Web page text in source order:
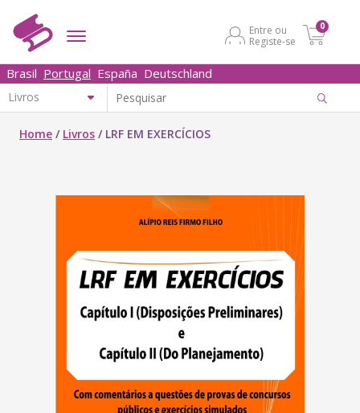
Entre ou
Registe-se
0
Brasil Portugal España Deutschland
Home / Livros / LRF EM EXERCÍCIOS